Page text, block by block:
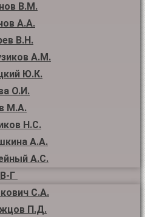
В.М.
А.А.
В.Н.
А.М.
Ю.К.
О.И.
М.А.
Н.С.
А.А.
А.С.
Г
С.А.
П.Д.